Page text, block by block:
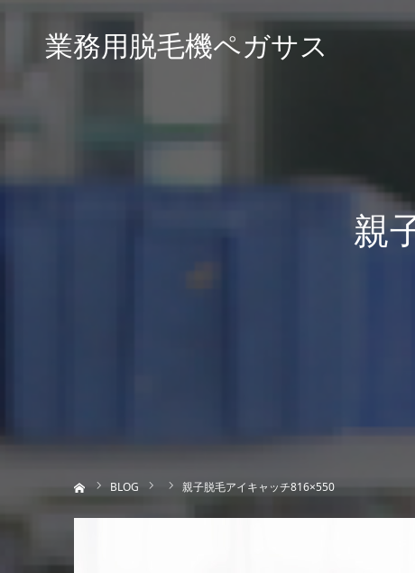
業務用脱毛機ペガサス
親
BLOG 親子脱毛アイキャッチ816×550